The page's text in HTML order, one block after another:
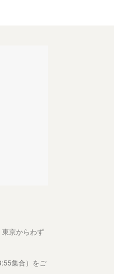
京からわず
集合）をご